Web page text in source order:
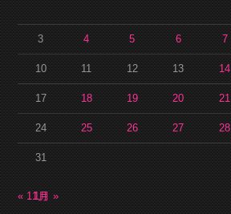
3 4 5 6 7
10 11 12 13 14
17 18 19 20 21
24 25 26 27 28
31
« 11月1月 »